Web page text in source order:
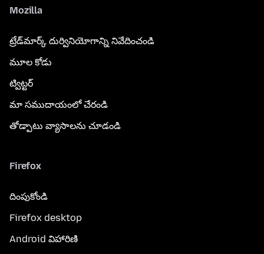
Mozilla
ట్రేడ్‌మార్క్ దుర్వినియోగాన్ని నివేదించండి
మూల కోడు
ట్విట్టర్
మా సముదాయంలో చేరండి
తోడ్పాటు వ్యాసాలను చూడండి
Firefox
దింపుకోండి
Firefox desktop
Android విహారిణి